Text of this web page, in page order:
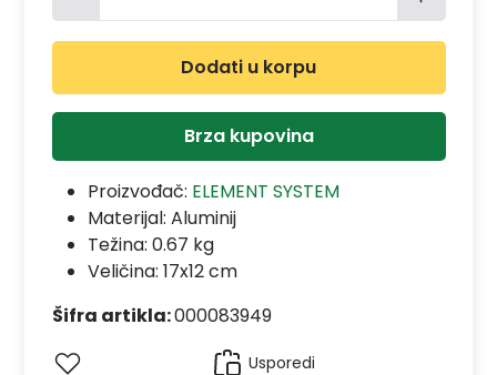
Dodati u korpu
Brza kupovina
Proizvođač: ELEMENT SYSTEM
Materijal: Aluminij
Težina: 0.67 kg
Veličina: 17x12 cm
Šifra artikla:000083949
Usporedi